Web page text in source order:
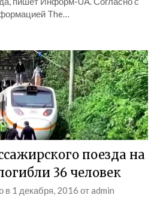
The…
поезда на
36 человек
в 1 декабря, 2016 отadmin